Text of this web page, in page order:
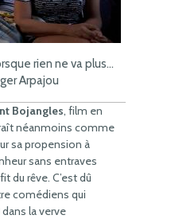
rien ne va plus…
Arpajou
Bojangles, film en
néanmoins comme
sa propension à
sans entraves
du rêve. C’est dû
comédiens qui
la verve